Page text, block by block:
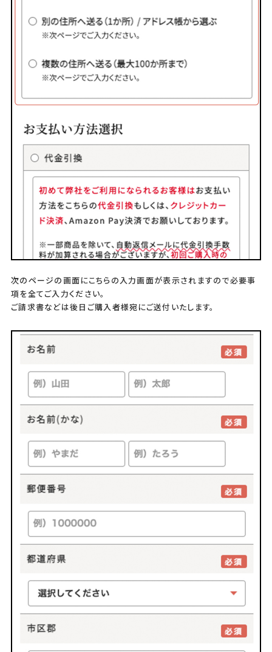
次のページの画面にこちらの入力画面が表示されますので必要事
項を全てご入力ください。
ご請求書などは後日ご購入者様宛にご送付いたします。